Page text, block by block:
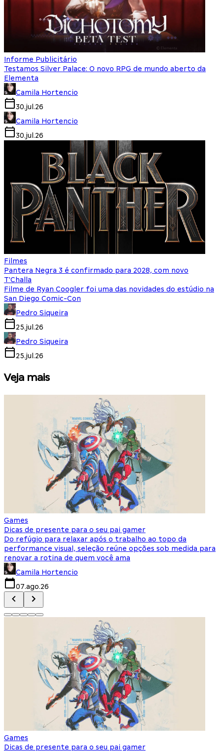
Informe Publicitário
Testamos Silver Palace: O novo RPG de mundo aberto da
Elementa
Camila Hortencio
30.jul.26
Camila Hortencio
30.jul.26
Filmes
Pantera Negra 3 é confirmado para 2028, com novo
T'Challa
Filme de Ryan Coogler foi uma das novidades do estúdio na
San Diego Comic-Con
Pedro Siqueira
25.jul.26
Pedro Siqueira
25.jul.26
Veja mais
Games
Dicas de presente para o seu pai gamer
Do refúgio para relaxar após o trabalho ao topo da
performance visual, seleção reúne opções sob medida para
renovar a rotina de quem você ama
Camila Hortencio
07.ago.26
Games
Dicas de presente para o seu pai gamer